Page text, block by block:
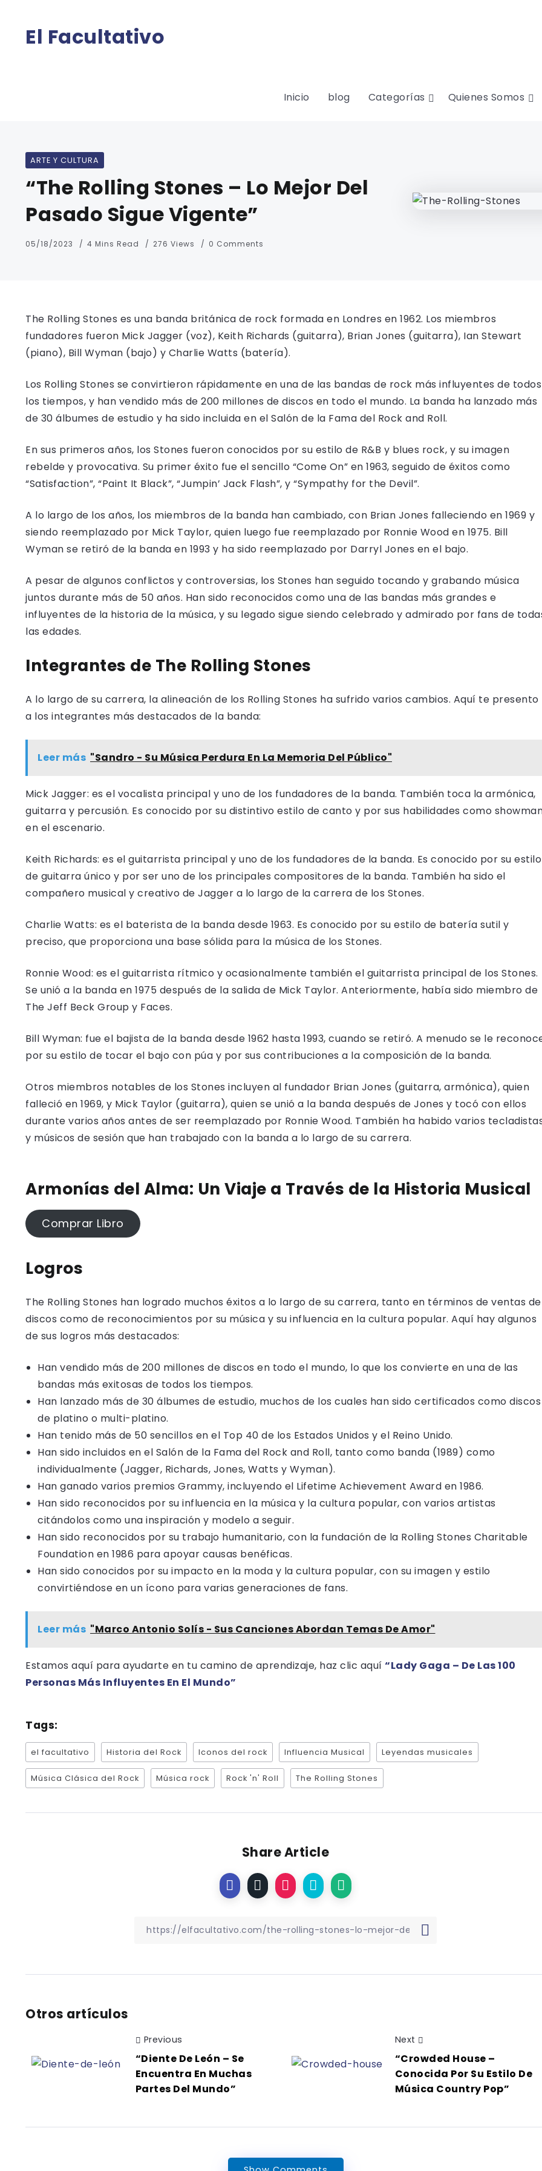
El Facultativo
Inicio blog Categorías Quienes Somos
ARTE Y CULTURA
“The Rolling Stones – Lo Mejor Del
Pasado Sigue Vigente”
05/18/2023 4 Mins Read 276 Views 0 Comments
The Rolling Stones es una banda británica de rock formada en Londres en 1962. Los miembros
fundadores fueron Mick Jagger (voz), Keith Richards (guitarra), Brian Jones (guitarra), Ian Stewart
(piano), Bill Wyman (bajo) y Charlie Watts (batería).
Los Rolling Stones se convirtieron rápidamente en una de las bandas de rock más influyentes de todos
los tiempos, y han vendido más de 200 millones de discos en todo el mundo. La banda ha lanzado más
de 30 álbumes de estudio y ha sido incluida en el Salón de la Fama del Rock and Roll.
En sus primeros años, los Stones fueron conocidos por su estilo de R&B y blues rock, y su imagen
rebelde y provocativa. Su primer éxito fue el sencillo “Come On” en 1963, seguido de éxitos como
“Satisfaction”, “Paint It Black”, “Jumpin’ Jack Flash”, y “Sympathy for the Devil”.
A lo largo de los años, los miembros de la banda han cambiado, con Brian Jones falleciendo en 1969 y
siendo reemplazado por Mick Taylor, quien luego fue reemplazado por Ronnie Wood en 1975. Bill
Wyman se retiró de la banda en 1993 y ha sido reemplazado por Darryl Jones en el bajo.
A pesar de algunos conflictos y controversias, los Stones han seguido tocando y grabando música
juntos durante más de 50 años. Han sido reconocidos como una de las bandas más grandes e
influyentes de la historia de la música, y su legado sigue siendo celebrado y admirado por fans de
las edades.
Integrantes de The Rolling Stones
A lo largo de su carrera, la alineación de los Rolling Stones ha sufrido varios cambios. Aquí te presento
a los integrantes más destacados de la banda:
Leer más "Sandro - Su Música Perdura En La Memoria Del Público"
Mick Jagger: es el vocalista principal y uno de los fundadores de la banda. También toca la armónica,
guitarra y percusión. Es conocido por su distintivo estilo de canto y por sus habilidades como
en el escenario.
Keith Richards: es el guitarrista principal y uno de los fundadores de la banda. Es conocido por su estilo
de guitarra único y por ser uno de los principales compositores de la banda. También ha sido el
compañero musical y creativo de Jagger a lo largo de la carrera de los Stones.
Charlie Watts: es el baterista de la banda desde 1963. Es conocido por su estilo de batería sutil y
preciso, que proporciona una base sólida para la música de los Stones.
Ronnie Wood: es el guitarrista rítmico y ocasionalmente también el guitarrista principal de los Stones.
Se unió a la banda en 1975 después de la salida de Mick Taylor. Anteriormente, había sido miembro de
The Jeff Beck Group y Faces.
Bill Wyman: fue el bajista de la banda desde 1962 hasta 1993, cuando se retiró. A menudo se le
por su estilo de tocar el bajo con púa y por sus contribuciones a la composición de la banda.
Otros miembros notables de los Stones incluyen al fundador Brian Jones (guitarra, armónica), quien
falleció en 1969, y Mick Taylor (guitarra), quien se unió a la banda después de Jones y tocó con ellos
durante varios años antes de ser reemplazado por Ronnie Wood. También ha habido varios
y músicos de sesión que han trabajado con la banda a lo largo de su carrera.
Armonías del Alma: Un Viaje a Través de la Historia Musical
Comprar Libro
Logros
The Rolling Stones han logrado muchos éxitos a lo largo de su carrera, tanto en términos de ventas de
discos como de reconocimientos por su música y su influencia en la cultura popular. Aquí hay algunos
de sus logros más destacados:
Han vendido más de 200 millones de discos en todo el mundo, lo que los convierte en una de las
bandas más exitosas de todos los tiempos.
Han lanzado más de 30 álbumes de estudio, muchos de los cuales han sido certificados como discos
de platino o multi-platino.
Han tenido más de 50 sencillos en el Top 40 de los Estados Unidos y el Reino Unido.
Han sido incluidos en el Salón de la Fama del Rock and Roll, tanto como banda (1989) como
individualmente (Jagger, Richards, Jones, Watts y Wyman).
Han ganado varios premios Grammy, incluyendo el Lifetime Achievement Award en 1986.
Han sido reconocidos por su influencia en la música y la cultura popular, con varios artistas
citándolos como una inspiración y modelo a seguir.
Han sido reconocidos por su trabajo humanitario, con la fundación de la Rolling Stones Charitable
Foundation en 1986 para apoyar causas benéficas.
Han sido conocidos por su impacto en la moda y la cultura popular, con su imagen y estilo
convirtiéndose en un ícono para varias generaciones de fans.
Leer más "Marco Antonio Solís - Sus Canciones Abordan Temas De Amor"
Estamos aquí para ayudarte en tu camino de aprendizaje, haz clic aquí “Lady Gaga – De Las 100
Personas Más Influyentes En El Mundo”
Tags:
el facultativo Historia del Rock Iconos del rock Influencia Musical Leyendas musicales
Música Clásica del Rock Música rock Rock 'n' Roll The Rolling Stones
Share Article
Otros artículos
Previous
“Diente De León – Se
Encuentra En Muchas
Partes Del Mundo”
Next
“Crowded House –
Conocida Por Su Estilo De
Música Country Pop”